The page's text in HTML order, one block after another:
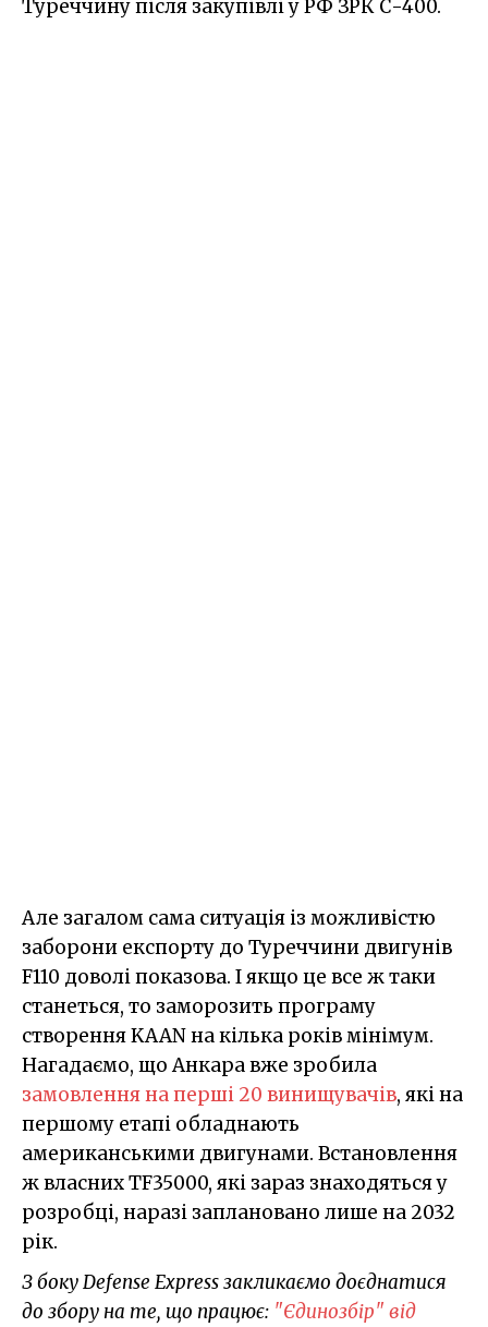
Туреччину після закупівлі у РФ ЗРК С-400.
Але загалом сама ситуація із можливістю
заборони експорту до Туреччини двигунів
F110 доволі показова. І якщо це все ж таки
станеться, то заморозить програму
створення KAAN на кілька років мінімум.
Нагадаємо, що Анкара вже зробила
замовлення на перші 20 винищувачів, які на
першому етапі обладнають
американськими двигунами. Встановлення
ж власних TF35000, які зараз знаходяться у
розробці, наразі заплановано лише на 2032
рік.
З боку Defense Express закликаємо доєднатися
до збору на те, що працює: "Єдинозбір" від